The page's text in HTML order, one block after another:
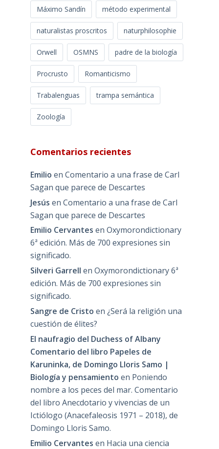
Máximo Sandín método experimental
naturalistas proscritos naturphilosophie
Orwell OSMNS padre de la biología
Procrusto Romanticismo
Trabalenguas trampa semántica
Zoología
Comentarios recientes
Emilio en Comentario a una frase de Carl
Sagan que parece de Descartes
Jesús en Comentario a una frase de Carl
Sagan que parece de Descartes
Emilio Cervantes en Oxymorondictionary
6ª edición. Más de 700 expresiones sin
significado.
Silveri Garrell en Oxymorondictionary 6ª
edición. Más de 700 expresiones sin
significado.
Sangre de Cristo en ¿Será la religión una
cuestión de élites?
El naufragio del Duchess of Albany
Comentario del libro Papeles de
Karuninka, de Domingo Lloris Samo |
Biología y pensamiento en Poniendo
nombre a los peces del mar. Comentario
del libro Anecdotario y vivencias de un
Ictiólogo (Anacefaleosis 1971 – 2018), de
Domingo Lloris Samo.
Emilio Cervantes en Hacia una ciencia